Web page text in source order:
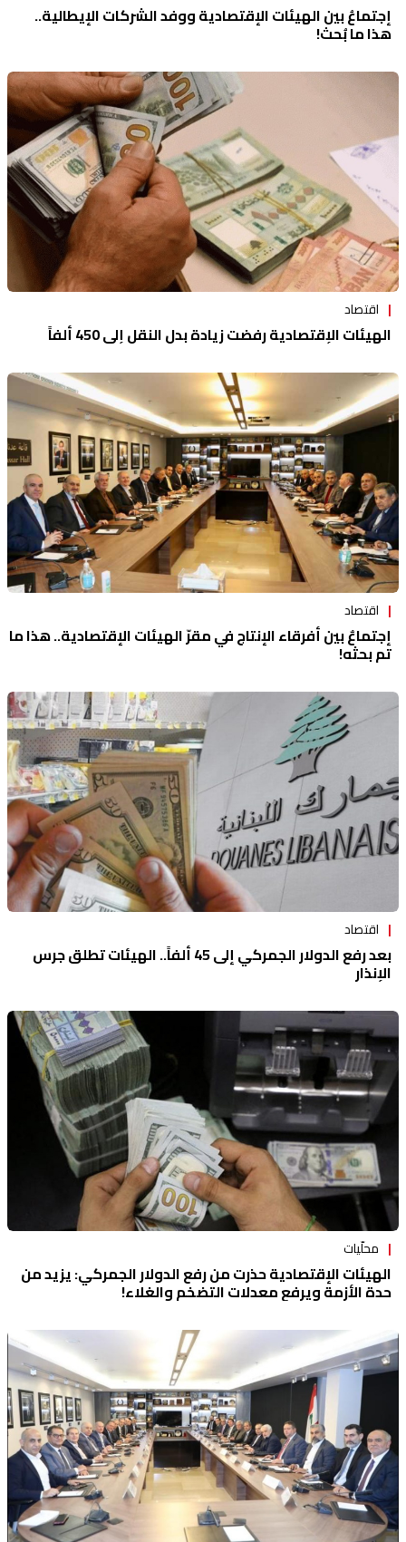
إجتماعُ بين الهيئات الإقتصادية ووفد الشركات الإيطالية..
هذا ما بُحث!
اقتصاد
الهيئات الإقتصادية رفضت زيادة بدل النقل إلى 450 ألفاً
اقتصاد
إجتماعٌ بين أفرقاء الإنتاج في مقرّ الهيئات الإقتصادية.. هذا ما
تم بحثه!
اقتصاد
بعد رفع الدولار الجمركي إلى 45 ألفاً.. الهيئات تطلق جرس
الإنذار
محلّيات
الهيئات الإقتصادية حذرت من رفع الدولار الجمركي: يزيد من
حدة الأزمة ويرفع معدلات التضخم والغلاء!